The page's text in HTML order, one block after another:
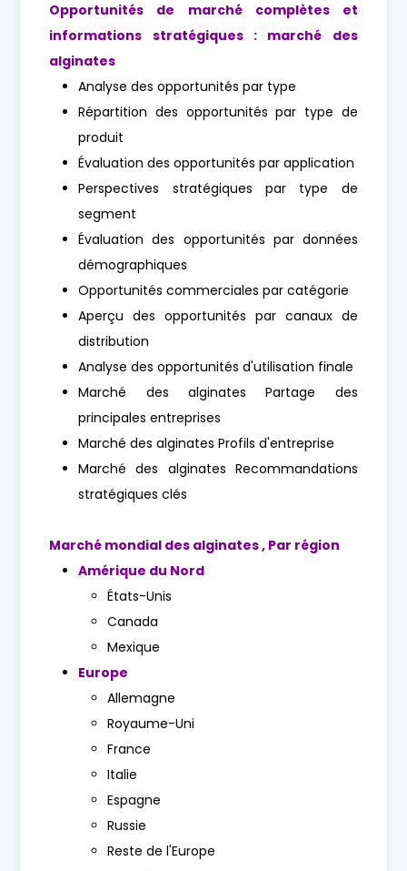
Opportunités de marché complètes et
informations stratégiques : marché des
alginates
Analyse des opportunités par type
Répartition des opportunités par type de
produit
Évaluation des opportunités par application
Perspectives stratégiques par type de
segment
Évaluation des opportunités par données
démographiques
Opportunités commerciales par catégorie
Aperçu des opportunités par canaux de
distribution
Analyse des opportunités d'utilisation finale
Marché des alginates Partage des
principales entreprises
Marché des alginates Profils d'entreprise
Marché des alginates Recommandations
stratégiques clés
Marché mondial des alginates , Par région
Amérique du Nord
États-Unis
Canada
Mexique
Europe
Allemagne
Royaume-Uni
France
Italie
Espagne
Russie
Reste de l'Europe